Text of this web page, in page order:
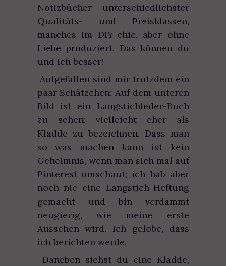
Notizbücher unterschiedlichster
Qualitäts- und Preisklassen,
manches im DIY-chic, aber ohne
Liebe produziert. Das können du
und ich besser!
Aufgefallen sind mir trotzdem ein
paar Schätzchen: Auf dem unteren
Bild ist ein Langstichleder-Buch
zu sehen; vielleicht eher als
Kladde zu bezeichnen. Dass man
so was machen kann ist kein
Geheimnis, wenn man sich mal auf
Pinterest umschaut; ich hab aber
noch nie eine Langstich-Heftung
gemacht und bin verdammt
neugierig, wie meine erste
Aussehen wird. Ich gelobe, dass
ich berichten werde.
Daneben siehst du eine Kladde,